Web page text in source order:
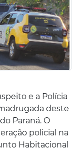
e a Polícia
deste
Paraná. O
policial na
Habitacional